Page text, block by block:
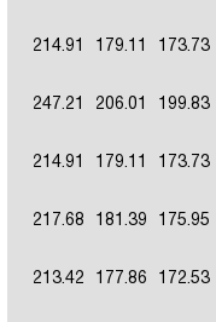
214.91 179.11 173.73
247.21 206.01 199.83
214.91 179.11 173.73
217.68 181.39 175.95
213.42 177.86 172.53